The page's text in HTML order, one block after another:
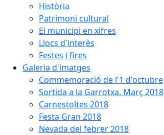
Història
Patrimoni cultural
El municipi en xifres
Llocs d'interès
Festes i fires
Galeria d'imatges
Commemoració de l'1 d'octubre
Sortida a la Garrotxa. Març 2018
Carnestoltes 2018
Festa Gran 2018
Nevada del febrer 2018